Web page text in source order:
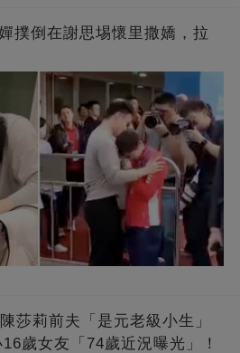
撲倒在謝思埸懷里撒嬌，拉
莎莉前夫「是元老級小生」
歲女友「74歲近況曝光」！